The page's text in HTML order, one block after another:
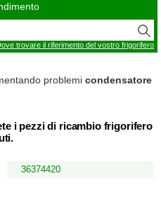
trovare il riferimento del vostro frigorifero
problemi condensatore
i pezzi di ricambio frigorifero
36374420